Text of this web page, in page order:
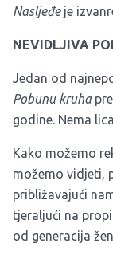
Nasljeđeje
NEVIDLJIVA
Jedan od
Pobunu kruha
godine. Nema
Kako možemo
možemo vidjeti,
približavajući
tjeraljući na
od generacija